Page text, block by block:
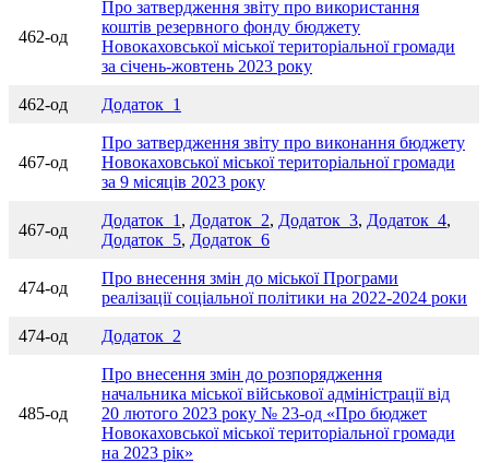
462-од
Про затвердження звіту про використання
коштів резервного фонду бюджету
Новокаховської міської територіальної громади
за січень-жовтень 2023 року
462-од Додаток_1
467-од
Про затвердження звіту про виконання бюджету
Новокаховської міської територіальної громади
за 9 місяців 2023 року
467-од
Додаток_1 , Додаток_2, Додаток_3, Додаток_4,
Додаток_5, Додаток_6
474-од
Про внесення змін до міської Програми
реалізації соціальної політики на 2022-2024 роки
474-од Додаток_2
485-од
Про внесення змін до розпорядження
начальника міської військової адміністрації від
20 лютого 2023 року № 23-од «Про бюджет
Новокаховської міської територіальної громади
на 2023 рік»